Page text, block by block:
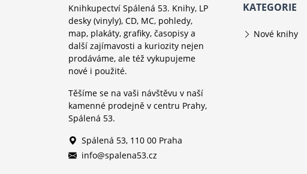
Knihkupectví Spálená 53. Knihy, LP
desky (vinyly), CD, MC, pohledy,
map, plakáty, grafiky, časopisy a
další zajímavosti a kuriozity nejen
prodáváme, ale též vykupujeme
nové i použité.
Těšíme se na vaši návštěvu v naší
kamenné prodejně v centru Prahy,
Spálená 53.
Spálená 53, 110 00 Praha
info@spalena53.cz
KATEGORIE
Nové knihy